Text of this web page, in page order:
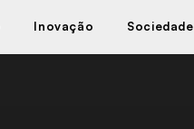
Inovação Sociedade